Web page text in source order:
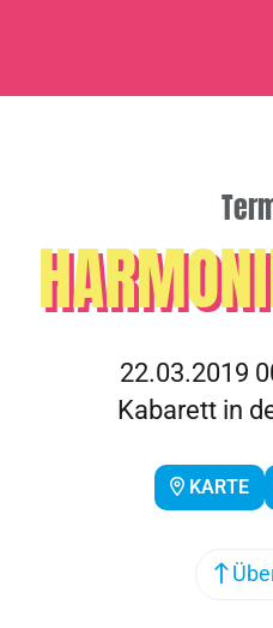
22.03.2019
Kabarett in
KARTE